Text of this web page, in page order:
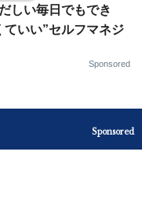
しい毎日でもでき
ていい”セルフマネジ
Sponsored
Sponsored